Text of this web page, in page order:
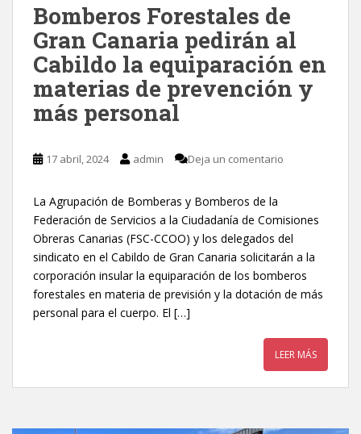
Bomberos Forestales de
Gran Canaria pedirán al
Cabildo la equiparación en
materias de prevención y
más personal
17 abril, 2024 admin Deja un comentario
La Agrupación de Bomberas y Bomberos de la
Federación de Servicios a la Ciudadanía de Comisiones
Obreras Canarias (FSC-CCOO) y los delegados del
sindicato en el Cabildo de Gran Canaria solicitarán a la
corporación insular la equiparación de los bomberos
forestales en materia de previsión y la dotación de más
personal para el cuerpo. El […]
LEER MÁS